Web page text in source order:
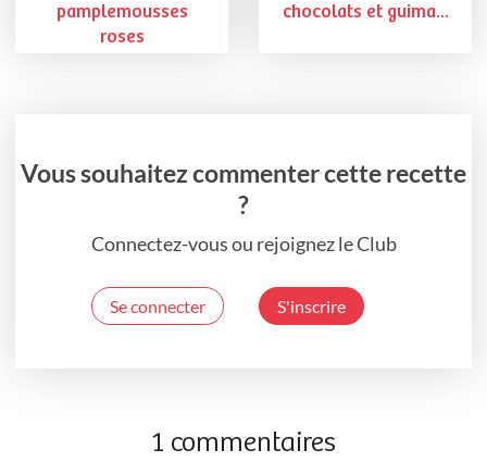
pamplemousses
roses
chocolats et guima...
Vous souhaitez commenter cette recette
?
Connectez-vous ou rejoignez le Club
Se connecter S'inscrire
1 commentaires